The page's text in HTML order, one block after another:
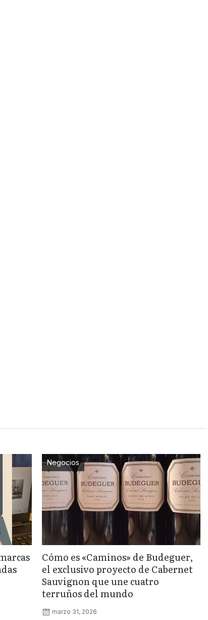
Negocios
Cómo es «Caminos» de Budeguer,
el exclusivo proyecto de Cabernet
Sauvignon que une cuatro
terruños del mundo
marzo 31, 2026